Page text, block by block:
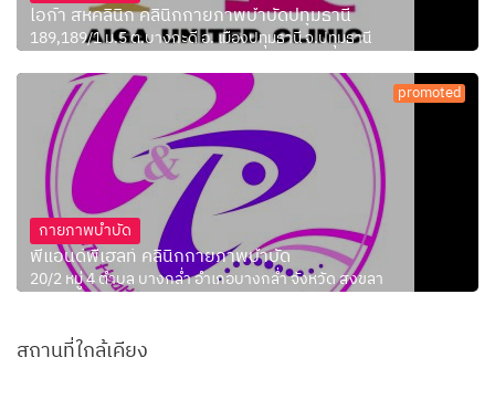
ไอก้า สหคลินิก คลินิกกายภาพบำบัดปทุมธานี
189,189/1 ม.5 ต.บางกะดี อ. เมืองปทุมธานี จ.ปทุมธานี
promoted
กายภาพบำบัด
พีแอนด์พีเฮลท์ คลินิกกายภาพบำบัด
20/2 หมู่ 4 ตำบล บางกล่ำ อำเภอบางกล่ำ จังหวัด สงขลา
สถานที่ใกล้เคียง